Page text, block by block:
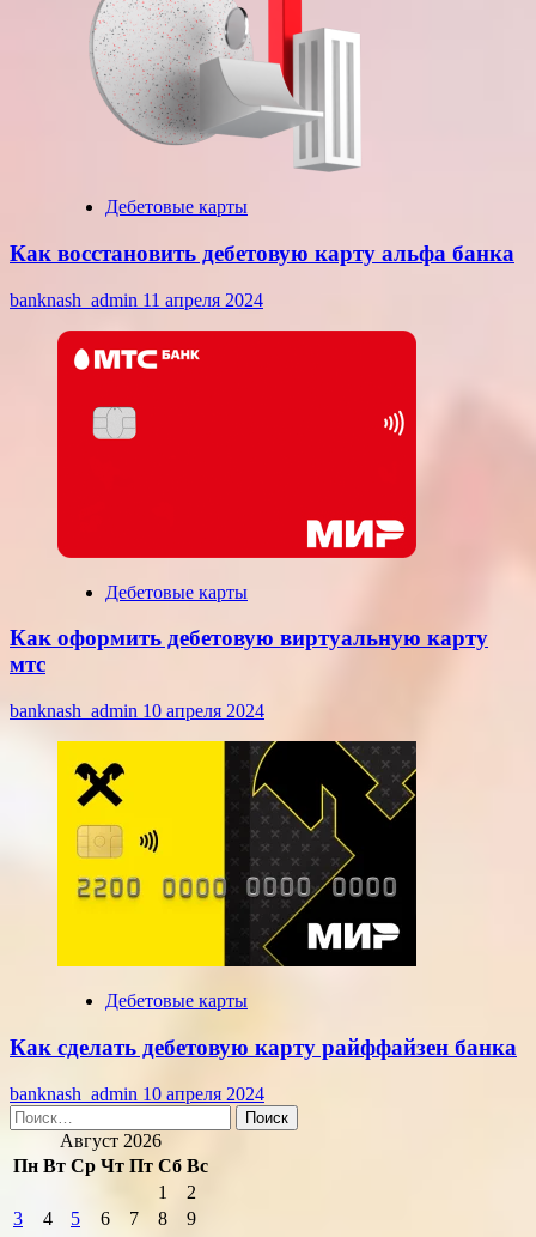
Дебетовые карты
Как восстановить дебетовую карту альфа банка
banknash_admin 11 апреля 2024
Дебетовые карты
Как оформить дебетовую виртуальную карту
мтс
banknash_admin 10 апреля 2024
Дебетовые карты
Как сделать дебетовую карту райффайзен банка
banknash_admin 10 апреля 2024
Найти:
Август 2026
Пн Вт Ср Чт Пт Сб Вс
1
2
3
4 5 6 7 8
9